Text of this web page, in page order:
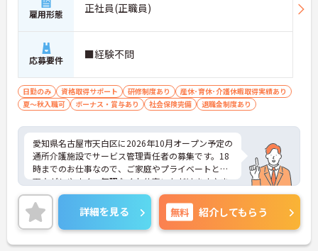
雇用形態 正社員(正職員)
応募要件 ■経験不問
日勤のみ 資格取得サポート 研修制度あり
産休･育休･介護休暇取得実績あり
夏～秋入職可
ボーナス・賞与あり 社会保険完備 退職金制度あり
愛知県名古屋市天白区に2026年10月オープン予定の
通所介護施設でサービス管理責任者の募集です。18
時までのお仕事なので、ご家庭やプライベートとの
両立がしやすく、無理なくお仕事いただけます♪ま
た、サポート体制が整っているので安心してお仕事
スタートいただけます！ご興味のある方はご面接の
ポイントお伝えしますのでご気軽にお問い合わせく
ださい。
詳細を見る 無料 紹介してもらう